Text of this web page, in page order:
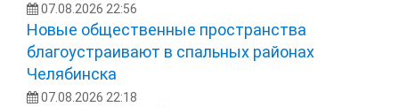
07.08.2026 22:56
Новые общественные пространства
благоустраивают в спальных районах
Челябинска
07.08.2026 22:18